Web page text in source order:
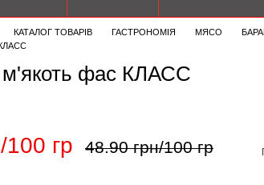
КАТАЛОГ ТОВАРІВ ГАСТРОНОМІЯ МЯСО
м'якоть фас КЛАСС
100 гр 48.90 грн/100 гр